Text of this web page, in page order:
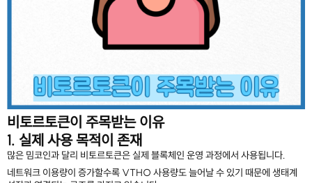
비토르토큰이 주목받는 이유
1. 실제 사용 목적이 존재
많은 밈코인과 달리 비토르토큰은 실제 블록체인 운영 과정에서 사용됩니다.
네트워크 이용량이 증가할수록 VTHO 사용량도 늘어날 수 있기 때문에 생태계